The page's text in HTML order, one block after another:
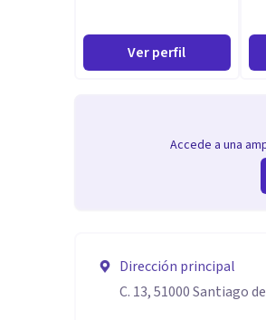
Ver perfil
Accede a una
Dirección principal
C. 13, 51000 Santiago